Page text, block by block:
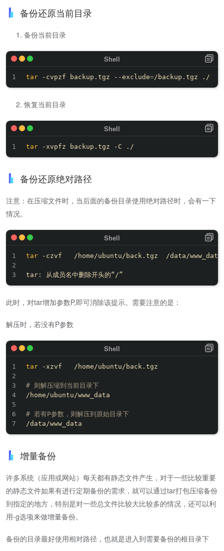
备份还原当前目录
备份当前目录
tar -cvpzf backup.tgz --exclude=
恢复当前目录
tar
备份还原绝对路径
注意：在压缩文件时，当后面的备份目录使用绝对路径时，会有一下
情况。
tar -czvf   /home/ubuntu/back.tgz  /data/www_data
此时，对tar增加参数P,即可消除该提示。需要注意的是：
解压时，若没有P参数
tar -xzvf   /home/ubuntu/back.tgz
# 则解压缩到当前目录下
/home/ubuntu/www_data
# 若有P参数，则解压到原始目录下
增量备份
许多系统（应用或网站）每天都有静态文件产生，对于一些比较重要
的静态文件如果有进行定期备份的需求，就可以通过tar打包压缩备份
到指定的地方，特别是对一些总文件比较大比较多的情况，还可以利
用-g选项来做增量备份。
备份的目录最好使用相对路径，也就是进入到需要备份的根目录下